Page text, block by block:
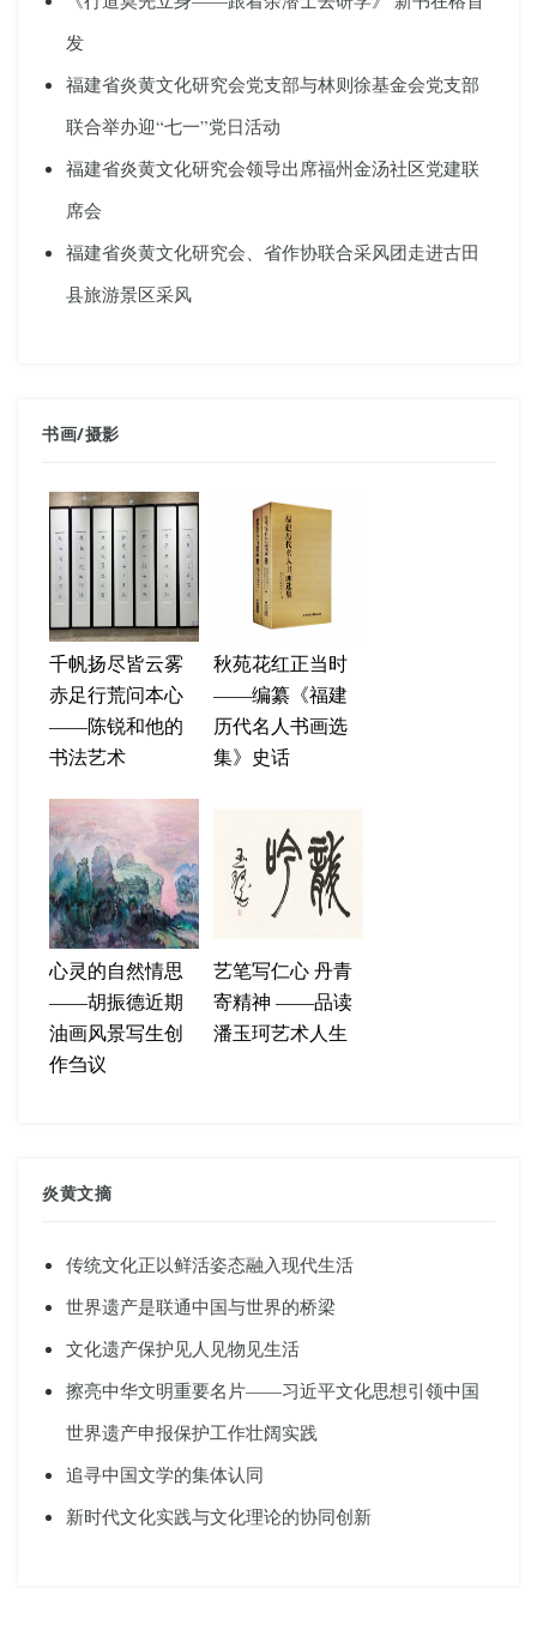
发
福建省炎黄文化研究会党支部与林则徐基金会党支部
联合举办迎“七一”党日活动
福建省炎黄文化研究会领导出席福州金汤社区党建联
席会
福建省炎黄文化研究会、省作协联合采风团走进古田
县旅游景区采风
书画/摄影
千帆扬尽皆云雾
赤足行荒问本心
——陈锐和他的
书法艺术
秋苑花红正当时
——编纂《福建
历代名人书画选
集》史话
心灵的自然情思
——胡振德近期
油画风景写生创
作刍议
艺笔写仁心 丹青
寄精神 ——品读
潘玉珂艺术人生
炎黄文摘
传统文化正以鲜活姿态融入现代生活
世界遗产是联通中国与世界的桥梁
文化遗产保护见人见物见生活
擦亮中华文明重要名片——习近平文化思想引领中国
世界遗产申报保护工作壮阔实践
追寻中国文学的集体认同
新时代文化实践与文化理论的协同创新